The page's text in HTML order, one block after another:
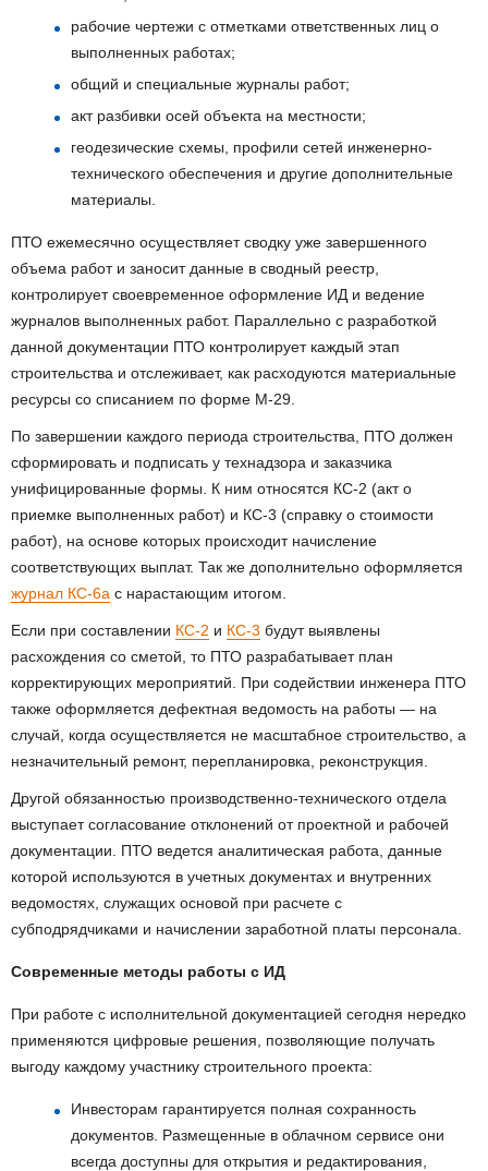
рабочие чертежи с отметками ответственных лиц о
выполненных работах;
общий и специальные журналы работ;
акт разбивки осей объекта на местности;
геодезические схемы, профили сетей инженерно-
технического обеспечения и другие дополнительные
материалы.
ПТО ежемесячно осуществляет сводку уже завершенного
объема работ и заносит данные в сводный реестр,
контролирует своевременное оформление ИД и ведение
журналов выполненных работ. Параллельно с разработкой
данной документации ПТО контролирует каждый этап
строительства и отслеживает, как расходуются материальные
ресурсы со списанием по форме М-29.
По завершении каждого периода строительства, ПТО должен
сформировать и подписать у технадзора и заказчика
унифицированные формы. К ним относятся КС-2 (акт о
приемке выполненных работ) и КС-3 (справку о стоимости
работ), на основе которых происходит начисление
соответствующих выплат. Так же дополнительно оформляется
журнал КС-6а с нарастающим итогом.
Если при составлении КС-2 и КС-3 будут выявлены
расхождения со сметой, то ПТО разрабатывает план
корректирующих мероприятий. При содействии инженера ПТО
также оформляется дефектная ведомость на работы — на
случай, когда осуществляется не масштабное строительство, а
незначительный ремонт, перепланировка, реконструкция.
Другой обязанностью производственно-технического отдела
выступает согласование отклонений от проектной и рабочей
документации. ПТО ведется аналитическая работа, данные
которой используются в учетных документах и внутренних
ведомостях, служащих основой при расчете с
субподрядчиками и начислении заработной платы персонала.
Современные методы работы с ИД
При работе с исполнительной документацией сегодня нередко
применяются цифровые решения, позволяющие получать
выгоду каждому участнику строительного проекта:
Инвесторам гарантируется полная сохранность
документов. Размещенные в облачном сервисе они
всегда доступны для открытия и редактирования,